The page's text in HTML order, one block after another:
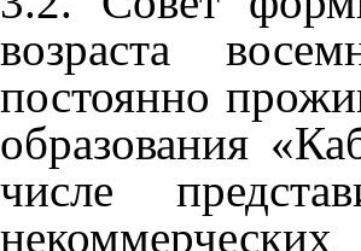
возраста
постоянно
образования
числе